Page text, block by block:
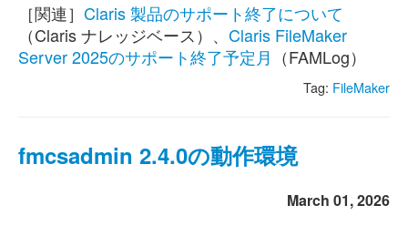
［関連］ Claris 製品のサポート終了について
（Claris ナレッジベース）、 Claris FileMaker
Server 2025のサポート終了予定月 （FAMLog）
Tag: FileMaker
fmcsadmin 2.4.0の動作環境
March 01, 2026